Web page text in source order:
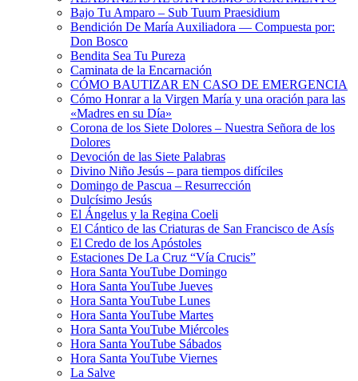
Bajo Tu Amparo – Sub Tuum Praesidium
Bendición De María Auxiliadora — Compuesta por:
Don Bosco
Bendita Sea Tu Pureza
Caminata de la Encarnación
CÓMO BAUTIZAR EN CASO DE EMERGENCIA
Cómo Honrar a la Virgen María y una oración para las
«Madres en su Día»
Corona de los Siete Dolores – Nuestra Señora de los
Dolores
Devoción de las Siete Palabras
Divino Niño Jesús – para tiempos difíciles
Domingo de Pascua – Resurrección
Dulcísimo Jesús
El Ángelus y la Regina Coeli
El Cántico de las Criaturas de San Francisco de Asís
El Credo de los Apóstoles
Estaciones De La Cruz “Vía Crucis”
Hora Santa YouTube Domingo
Hora Santa YouTube Jueves
Hora Santa YouTube Lunes
Hora Santa YouTube Martes
Hora Santa YouTube Miércoles
Hora Santa YouTube Sábados
Hora Santa YouTube Viernes
La Salve